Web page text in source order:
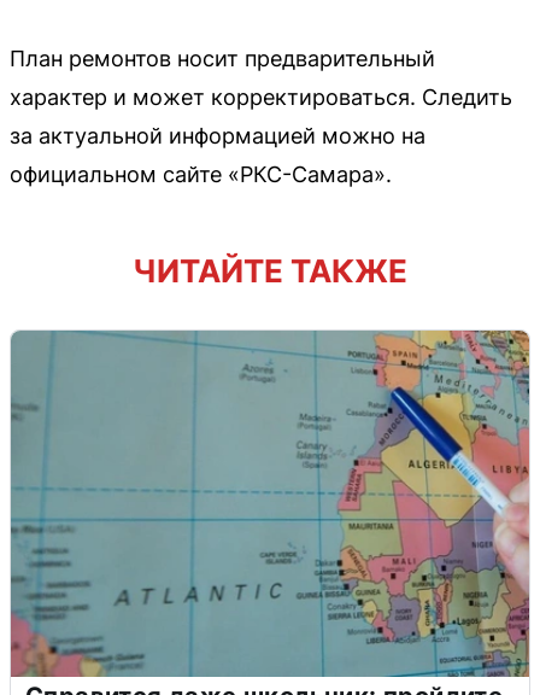
План ремонтов носит предварительный
характер и может корректироваться. Следить
за актуальной информацией можно на
официальном сайте «РКС-Самара».
ЧИТАЙТЕ ТАКЖЕ